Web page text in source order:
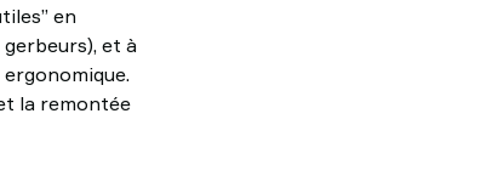
en
et à
la remontée